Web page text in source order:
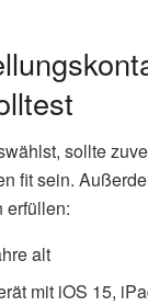
sollte
fit sein.
erfüllen:
alt
mit iOS 15,